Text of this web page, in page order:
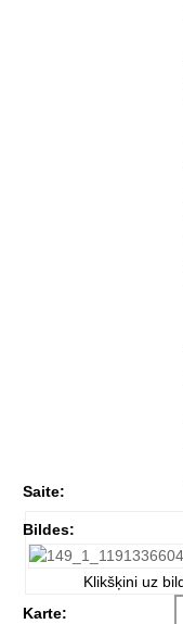
Saite:
Bildes:
Klikšķini uz
Karte: